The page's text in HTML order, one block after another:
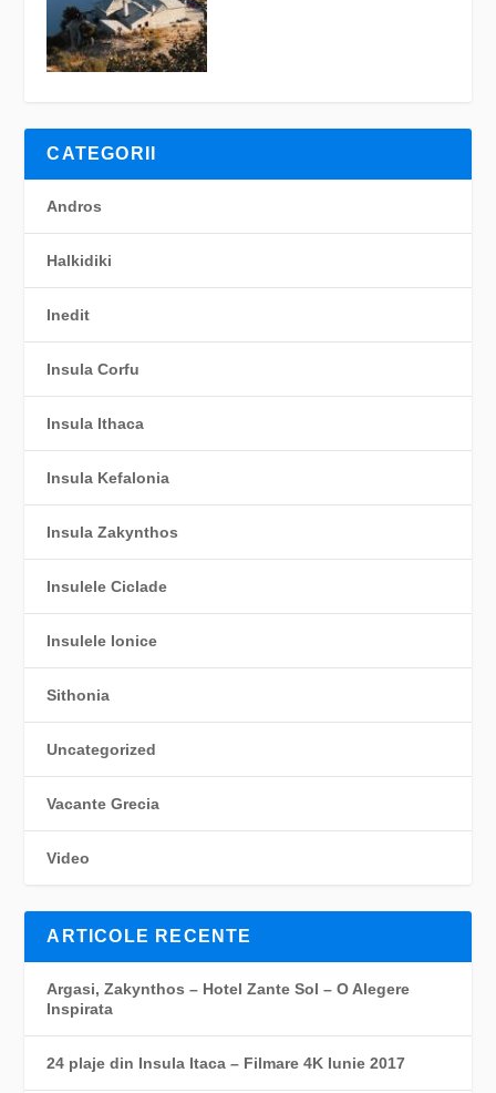
CATEGORII
Andros
Halkidiki
Inedit
Insula Corfu
Insula Ithaca
Insula Kefalonia
Insula Zakynthos
Insulele Ciclade
Insulele Ionice
Sithonia
Uncategorized
Vacante Grecia
Video
ARTICOLE RECENTE
Argasi, Zakynthos – Hotel Zante Sol – O Alegere
Inspirata
24 plaje din Insula Itaca – Filmare 4K Iunie 2017